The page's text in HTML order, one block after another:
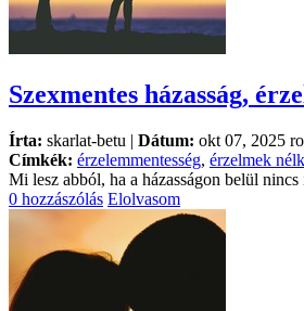
Szexmentes házasság,
Írta: skarlat-betu | Dátum: okt 07, 2025
Címkék: érzelemmentesség, érzelmek
Mi lesz abból, ha a házasságon belül
0 hozzászólás Elolvasom